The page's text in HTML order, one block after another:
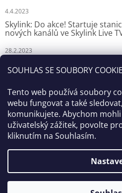
SOUHLAS SE SOUBORY
Tento web používá soubory
webu fungovat a také
komunikujete. Abychom
uživatelský zážitek, povolte
kliknutím na Souhlasím.
4.4.2023
Skylink: Do akce! Startuje
nových kanálů ve Skylink Live
28.2.2023
Vytvořil